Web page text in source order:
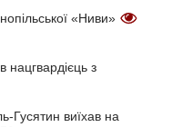
«Ниви»
нацгвардієць з
Гусятин виїхав на